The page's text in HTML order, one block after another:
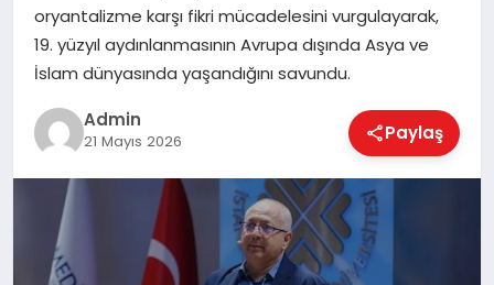
EKONOMI
MAGAZIN
SAĞLIK
SPOR
oryantalizme karşı fikri mücadelesini vurgulayarak,
19. yüzyıl aydınlanmasının Avrupa dışında Asya ve
İslam dünyasında yaşandığını savundu.
Admin
21 Mayıs 2026 Paylaş